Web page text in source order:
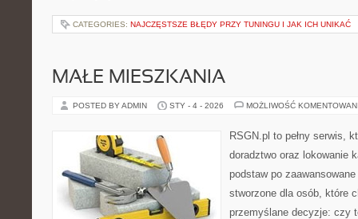
CATEGORIES: NAJCZĘSTSZE BŁĘDY PRZY TUNINGU I JAK ICH UNIKAĆ
MAŁE MIESZKANIA
POSTED BY ADMIN STY - 4 - 2026 MOŻLIWOŚĆ
RSGN.pl to pełny serwis,
doradztwo oraz lokowanie
podstaw po
stworzone dla osób, które
przemyślane decyzje: czy